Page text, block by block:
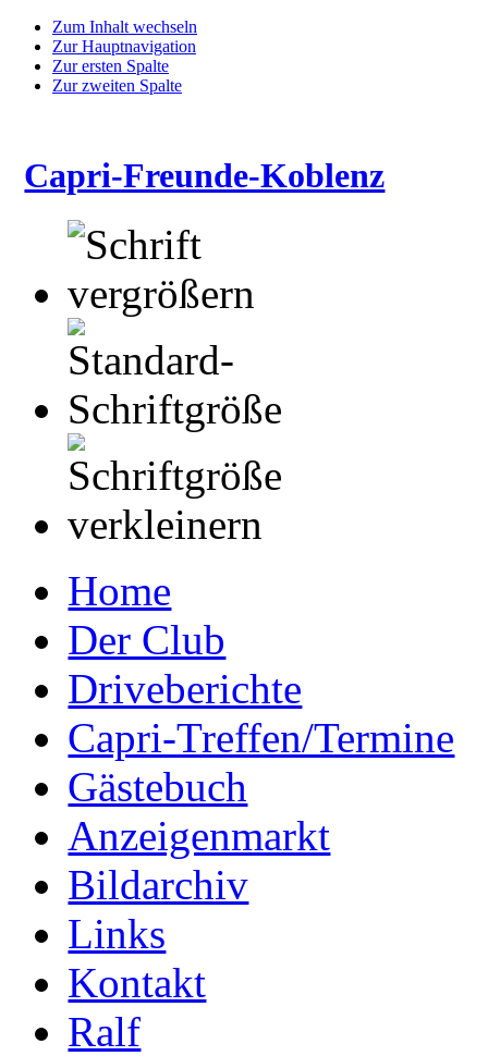
Zum Inhalt wechseln
Zur Hauptnavigation
Zur ersten Spalte
Zur zweiten Spalte
Capri-Freunde-Koblenz
Home
Der Club
Driveberichte
Capri-Treffen/Termine
Gästebuch
Anzeigenmarkt
Bildarchiv
Links
Kontakt
Ralf